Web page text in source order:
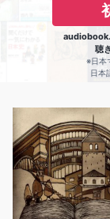
聴
※日本
日本